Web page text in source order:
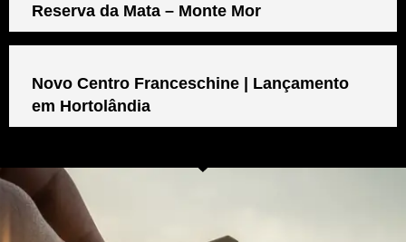
Reserva da Mata – Monte Mor
Novo Centro Franceschine | Lançamento
em Hortolândia